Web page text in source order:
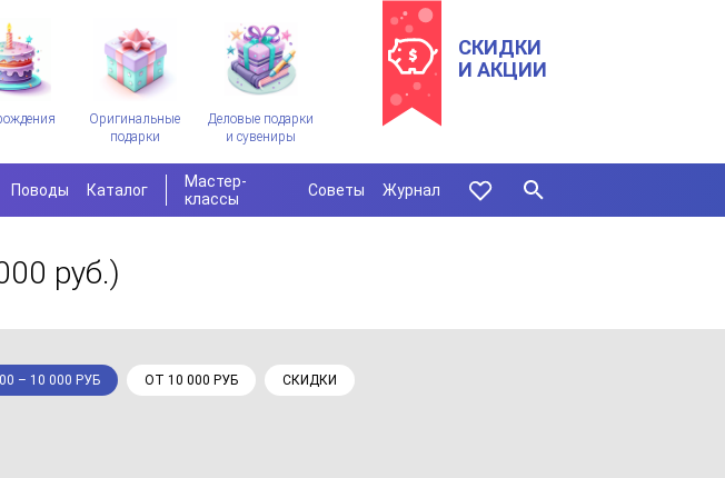
Оригинальные
подарки
Деловые подарки
и сувениры
СКИДКИ
И АКЦИИ
Поводы Каталог
Мастер-
классы
Советы Журнал
руб.)
– 10 000 РУБ ОТ 10 000 РУБ СКИДКИ